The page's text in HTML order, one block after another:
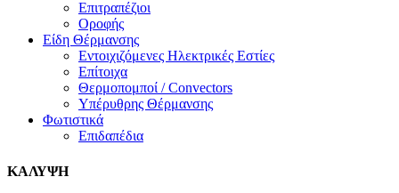
Επιτραπέζιοι
Οροφής
Είδη Θέρμανσης
Εντοιχιζόμενες Ηλεκτρικές Εστίες
Επίτοιχα
Θερμοπομποί / Convectors
Υπέρυθρης Θέρμανσης
Φωτιστικά
Επιδαπέδια
ΚΑΛΥΨΗ